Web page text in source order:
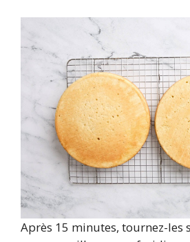
Après 15 minutes, tournez-les